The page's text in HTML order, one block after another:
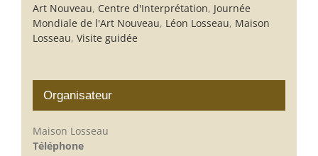
Art Nouveau, Centre d'Interprétation, Journée
Mondiale de l'Art Nouveau, Léon Losseau, Maison
Losseau, Visite guidée
Organisateur
Maison Losseau
Téléphone